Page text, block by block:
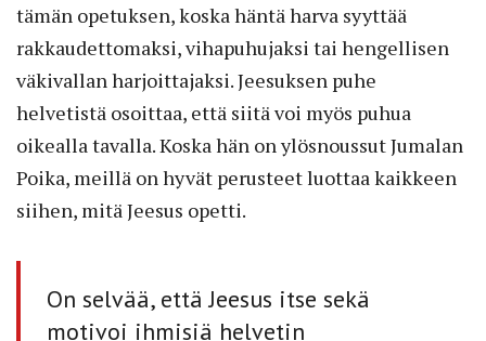
tämän opetuksen, koska häntä harva syyttää
rakkaudettomaksi, vihapuhujaksi tai hengellisen
väkivallan harjoittajaksi. Jeesuksen puhe
helvetistä osoittaa, että siitä voi myös puhua
oikealla tavalla. Koska hän on ylösnoussut Jumalan
Poika, meillä on hyvät perusteet luottaa kaikkeen
siihen, mitä Jeesus opetti.
On selvää, että Jeesus itse sekä
motivoi ihmisiä helvetin